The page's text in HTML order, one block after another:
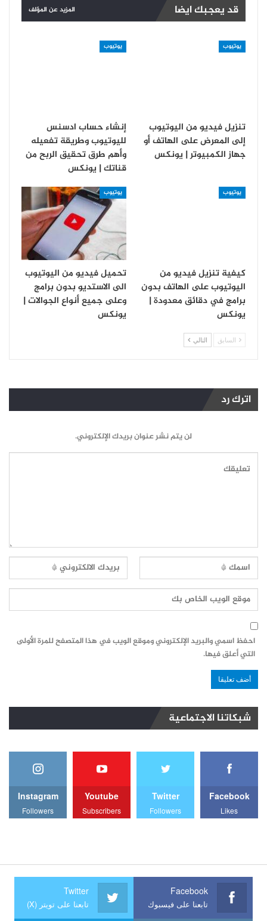
قد يعجبك ايضا المزيد عن المؤلف
يوتيوب
تنزيل فيديو من اليوتيوب
إلى المعرض على الهاتف أو
جهاز الكمبيوتر | يونكس
يوتيوب
إنشاء حساب ادسنس
لليوتيوب وطريقة تفعيله
وأهم طرق تحقيق الربح من
قناتك | يونكس
يوتيوب
كيفية تنزيل فيديو من
اليوتيوب على الهاتف بدون
برامج في دقائق معدودة |
يونكس
يوتيوب
تحميل فيديو من اليوتيوب
الى الاستديو بدون برامج
وعلى جميع أنواع الجوالات |
يونكس
السابق التالي
اترك رد
لن يتم نشر عنوان بريدك الإلكتروني.
احفظ اسمي والبريد الإلكتروني وموقع الويب في هذا المتصفح للمرة الأولى
التي أعلق فيها.
شبكاتنا الاجتماعية
Facebook
Likes
Twitter
Followers
Youtube
Subscribers
Instagram
Followers
Facebook
تابعنا على فيسبوك
Twitter
تابعنا على تويتر (X)